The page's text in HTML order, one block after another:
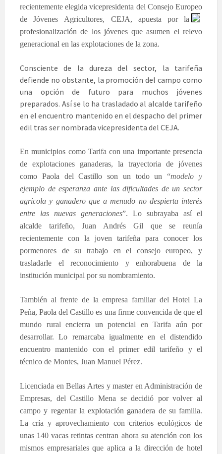
recientemente elegida vicepresidenta del Consejo Europeo
de Jóvenes Agricultores, CEJA, apuesta por la
profesionalización de los jóvenes que asumen el relevo
generacional en las explotaciones de la zona.
Consciente de la dureza del sector, la tarifeña
defiende no obstante, la promoción del campo como
una opción de futuro para muchos jóvenes
preparados. Así se lo ha trasladado al alcalde tarifeño
en el encuentro mantenido en el despacho del primer
edil tras ser nombrada vicepresidenta del CEJA.
En municipios como Tarifa con una importante presencia
de explotaciones ganaderas, la trayectoria de jóvenes
como Paola del Castillo son un todo un “modelo y
ejemplo de esperanza ante las dificultades de un sector
agrícola y ganadero que a menudo no despierta interés
entre las nuevas generaciones”. Lo subrayaba así el
alcalde tarifeño, Juan Andrés Gil que se reunía
recientemente con la joven tarifeña para conocer los
pormenores de su trabajo en el consejo europeo, y
trasladarle el reconocimiento y enhorabuena de la
institución municipal por su nombramiento.
También al frente de la empresa familiar del Hotel La
Peña, Paola del Castillo es una firme convencida de que el
mundo rural encierra un potencial en Tarifa aún por
desarrollar. Lo remarcaba igualmente en el distendido
encuentro mantenido con el primer edil tarifeño y el
técnico de Montes, Juan Manuel Pérez.
Licenciada en Bellas Artes y master en Administración de
Empresas, del Castillo Mena se decidió por volver al
campo y regentar la explotación ganadera de su familia.
La cría y aprovechamiento con criterios ecológicos de
unas 140 vacas retintas centran ahora su atención con los
mismos empresariales que aplica a la dirección de hotel